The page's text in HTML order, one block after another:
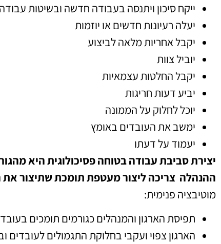
ייקח סיכון ויתנסה בעבודה חדשה ובשיטות
יעלה רעיונות חדשים או יוזמות
יקבל אחריות מלאה לביצוע
יוביל צוות
יקבל החלטות עצמאיות
יביע דעות חריגות
יוכל לחלוק על הממונה
ימשב את העובדים באומץ
יעמוד על דעתו
יצירת סביבת עבודה בטוחה פסיכולוגית היא
ההנהלה צריכה ליצור מעטפת תומכת שתיצור את
מוטיבציה פנימית:
תפיסת הארגון והמנהלים כגורמים תומכים
הארגון צפוי ועקבי בחלוקת התגמולים לעובדים